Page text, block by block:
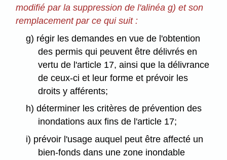
modifié par la suppression de l'alinéa g) et son
remplacement par ce qui suit :
g) régir les demandes en vue de l'obtention
des permis qui peuvent être délivrés en
vertu de l'article 17, ainsi que la délivrance
de ceux-ci et leur forme et prévoir les
droits y afférents;
h) déterminer les critères de prévention des
inondations aux fins de l'article 17;
i) prévoir l'usage auquel peut être affecté un
bien-fonds dans une zone inondable